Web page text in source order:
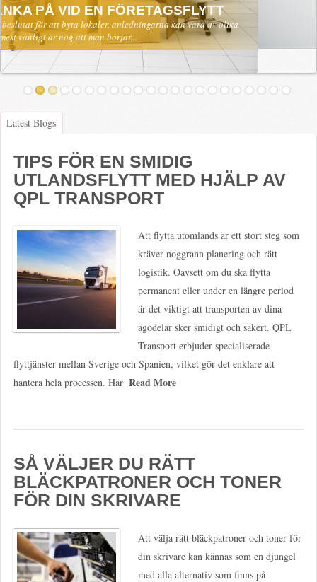
mycket sker elektroniskt idag är det otaliga...
Latest Blogs
TIPS FÖR EN SMIDIG
UTLANDSFLYTT MED HJÄLP AV
QPL TRANSPORT
Att flytta utomlands är ett stort steg som
kräver noggrann planering och rätt
logistik. Oavsett om du ska flytta
permanent eller under en längre period
är det viktigt att transporten av dina
ägodelar sker smidigt och säkert. QPL
Transport erbjuder specialiserade
flyttjänster mellan Sverige och Spanien, vilket gör det enklare att
hantera hela processen. Här Read More
SÅ VÄLJER DU RÄTT
BLÄCKPATRONER OCH TONER
FÖR DIN SKRIVARE
Att välja rätt bläckpatroner och toner för
din skrivare kan kännas som en djungel
med alla alternativ som finns på